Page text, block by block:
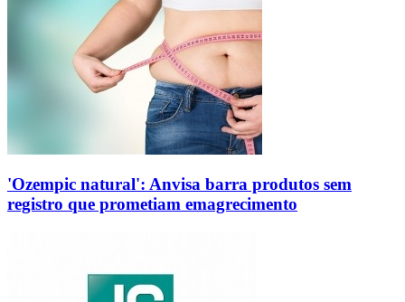
'Ozempic natural': Anvisa barra produtos sem
registro que prometiam emagrecimento